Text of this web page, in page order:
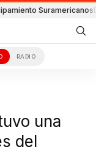
Suramericanos
RADIO
una
del